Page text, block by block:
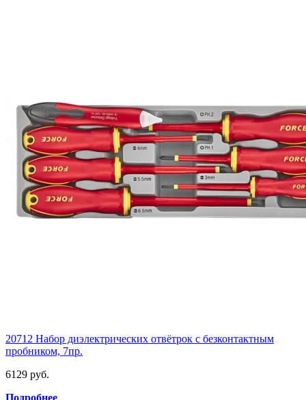
20712 Набор диэлектрических отвётрок с безконтактным
пробником, 7пр.
6129 руб.